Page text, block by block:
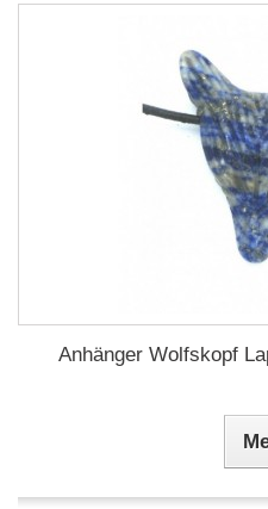
Anhänger Wolfskopf